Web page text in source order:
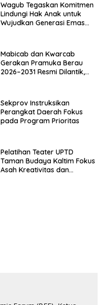
Wagub Tegaskan Komitmen
Lindungi Hak Anak untuk
Wujudkan Generasi Emas
Mabicab dan Kwarcab
Gerakan Pramuka Berau
2026–2031 Resmi Dilantik,
Sekprov Instruksikan
Perangkat Daerah Fokus
pada Program Prioritas
Pelatihan Teater UPTD
Taman Budaya Kaltim Fokus
Asah Kreativitas dan